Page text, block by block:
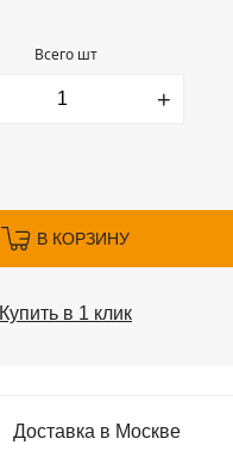
Всего шт
+
В КОРЗИНУ
Купить в 1 клик
Доставка в Москве